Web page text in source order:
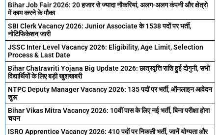
Bihar Job Fair 2026: 20 हजार से ज्यादा नौकरियां, अलग-अलग कंपनी और क्षेत्रो
में काम करने के मौका
SBI Clerk Vacancy 2026: Junior Associate के 1538 पदों पर भर्ती,
नोटिफिकेशन जारी
JSSC Inter Level Vacancy 2026: Eligibility, Age Limit, Selection
Process & Last Date
Bihar Chatravriti Yojana Big Update 2026: छात्रवृत्ति राशि हुई दोगुनी, सभी
विद्यार्थियों के लिए बड़ी खुशखबरी
NTPC Deputy Manager Vacancy 2026: 135 पदों पर भर्ती, ऑनलाइन आवेदन
शुरू
Bihar Vikas Mitra Vacancy 2026: 10वीं पास के लिए नई भर्ती, बिना परीक्षा होगा
चयन
ISRO Apprentice Vacancy 2026: 410 पदों पर निकली भर्ती, जानें योग्यता और